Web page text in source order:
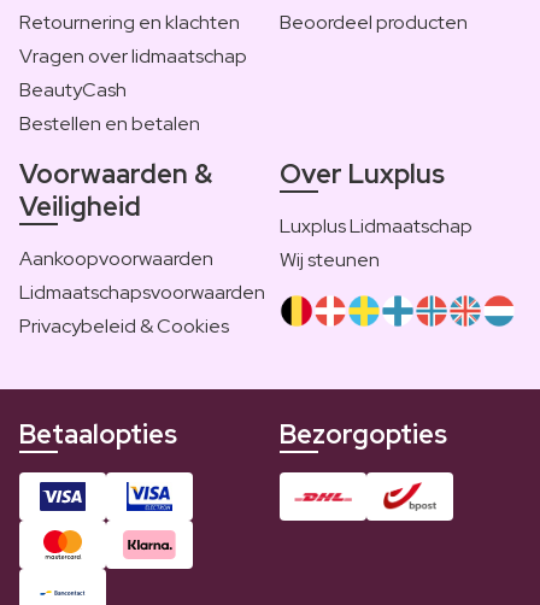
Retournering en klachten
Vragen over lidmaatschap
BeautyCash
Bestellen en betalen
Beoordeel producten
Voorwaarden &
Veiligheid
Aankoopvoorwaarden
Lidmaatschapsvoorwaarden
Privacybeleid & Cookies
Over Luxplus
Luxplus Lidmaatschap
Wij steunen
Betaalopties Bezorgopties